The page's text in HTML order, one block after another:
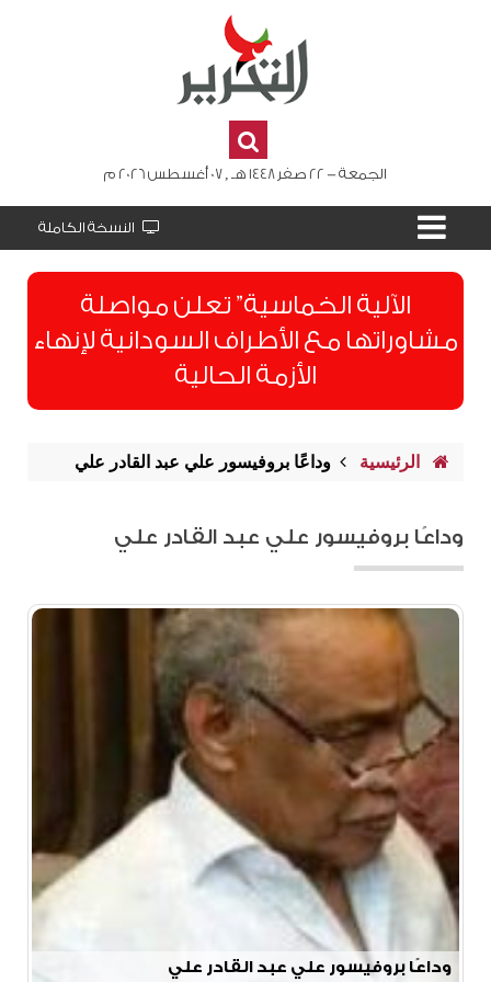
الجمعة - 22 صفر 1448 هـ , 07 أغسطس 2026 م
النسخة الكاملة
الآلية الخماسية” تعلن مواصلة
مشاوراتها مع الأطراف السودانية لإنهاء
الأزمة الحالية
الرئيسية وداعًا بروفيسور علي عبد القادر علي
وداعًا بروفيسور علي عبد القادر علي
وداعًا بروفيسور علي عبد القادر علي